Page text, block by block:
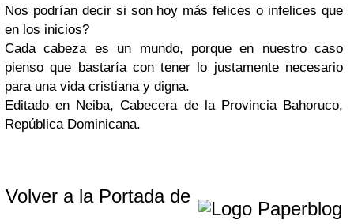
Nos podrían decir si son hoy más felices o infelices que
en los inicios?
Cada cabeza es un mundo, porque en nuestro caso
pienso que bastaría con tener lo justamente necesario
para una vida cristiana y digna.
Editado en Neiba, Cabecera de la Provincia Bahoruco,
República Dominicana.
Volver a la Portada de